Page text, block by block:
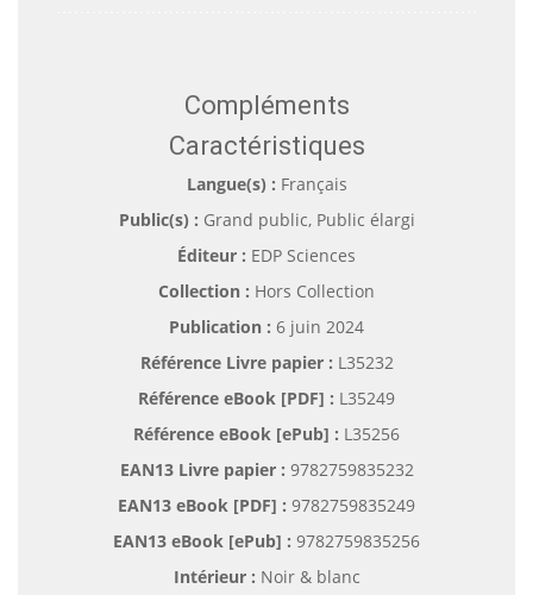
Compléments
Caractéristiques
Langue(s) : Français
Public(s) : Grand public, Public élargi
Éditeur : EDP Sciences
Collection : Hors Collection
Publication : 6 juin 2024
Référence Livre papier : L35232
Référence eBook [PDF] : L35249
Référence eBook [ePub] : L35256
EAN13 Livre papier : 9782759835232
EAN13 eBook [PDF] : 9782759835249
EAN13 eBook [ePub] : 9782759835256
Intérieur : Noir & blanc